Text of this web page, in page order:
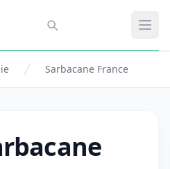
Sarbacane France